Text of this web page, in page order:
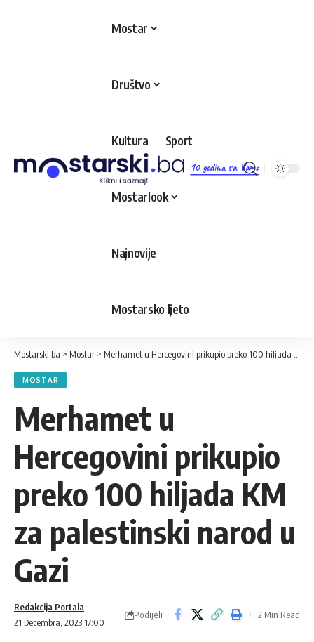
10 godina sa Vama
Mostar
Društvo
Kultura Sport
Mostarlook
Najnovije
Mostarsko ljeto
Mostarski.ba > Mostar > Merhamet u Hercegovini prikupio preko 100 hiljada KM za palestinski narod u Gazi
MOSTAR
Merhamet u
Hercegovini prikupio
preko 100 hiljada KM
za palestinski narod u
Gazi
21 Decembra, 2023 17:00
Redakcija Portala
Podijeli 2 Min Read